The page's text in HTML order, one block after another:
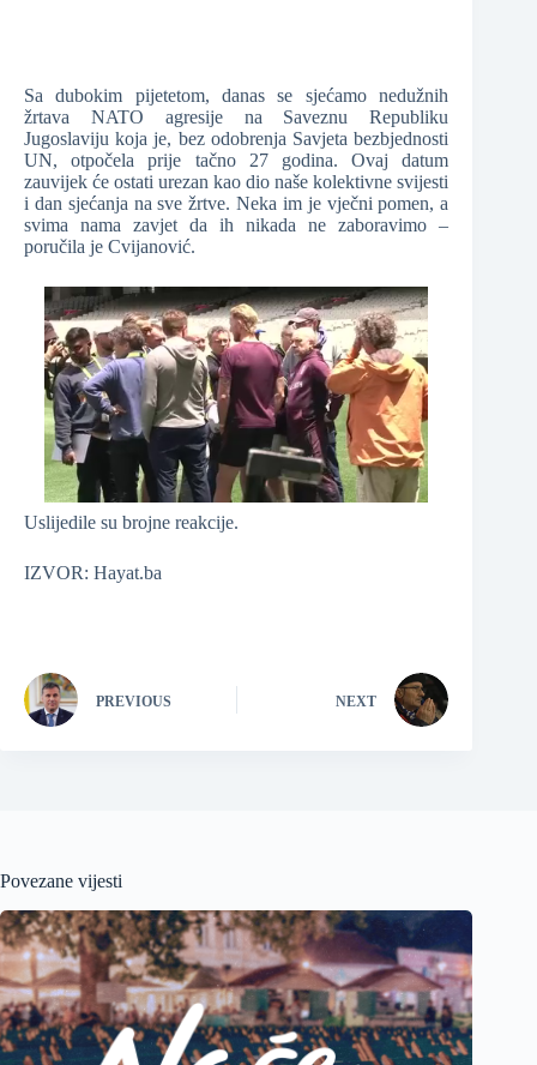
Sa dubokim pijetetom, danas se sjećamo nedužnih
žrtava NATO agresije na Saveznu Republiku
Jugoslaviju koja je, bez odobrenja Savjeta bezbjednosti
UN, otpočela prije tačno 27 godina. Ovaj datum
zauvijek će ostati urezan kao dio naše kolektivne svijesti
i dan sjećanja na sve žrtve. Neka im je vječni pomen, a
svima nama zavjet da ih nikada ne zaboravimo –
poručila je Cvijanović.
Uslijedile su brojne reakcije.
IZVOR: Hayat.ba
PREVIOUS NEXT
Povezane vijesti